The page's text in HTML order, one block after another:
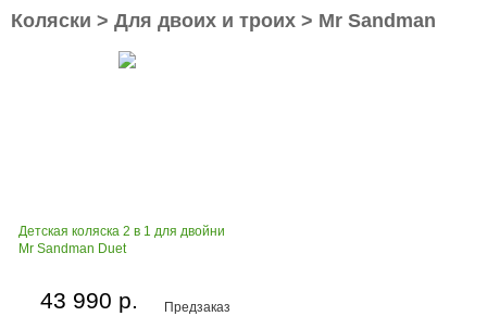
Коляски > Для двоих и троих > Mr Sandman
Детская коляска 2 в 1 для двойни
Mr Sandman Duet
Предзаказ
43 990 р.